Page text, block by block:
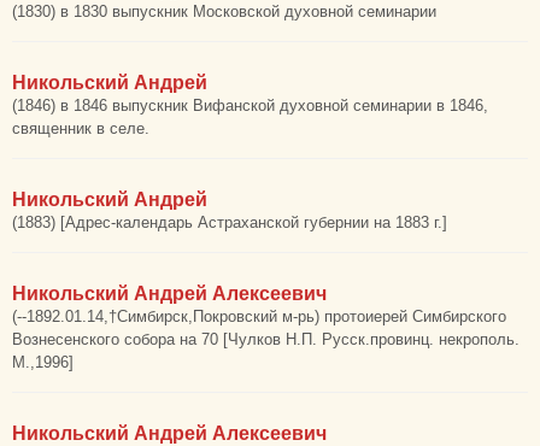
(1830) в 1830 выпускник Московской духовной семинарии
Никольский Андрей
(1846) в 1846 выпускник Вифанской духовной семинарии в 1846,
священник в селе.
Никольский Андрей
(1883) [Адрес-календарь Астраханской губернии на 1883 г.]
Никольский Андрей Алексеевич
(--1892.01.14,†Симбирск,Покровский м-рь) протоиерей Симбирского
Вознесенского собора на 70 [Чулков Н.П. Русск.провинц. некрополь.
М.,1996]
Никольский Андрей Алексеевич